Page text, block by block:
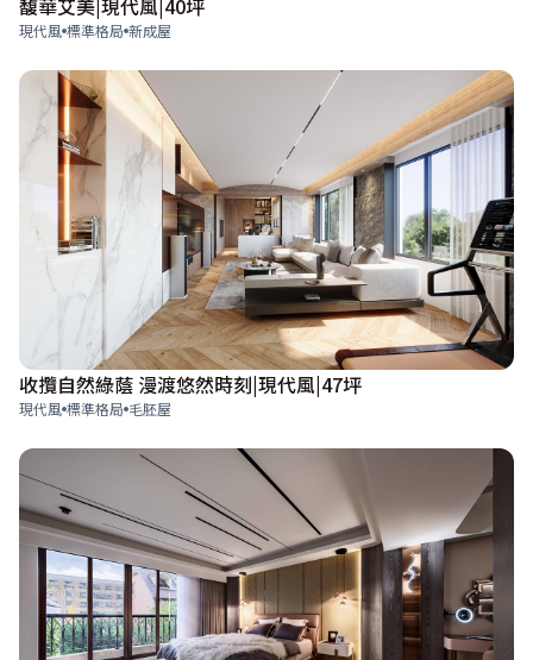
馥華艾美|現代風|40坪
現代風 標準格局 新成屋
收攬自然綠蔭 漫渡悠然時刻|現代風|47坪
現代風 標準格局 毛胚屋